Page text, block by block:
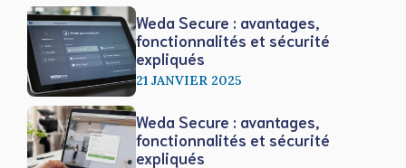
Weda Secure : avantages,
fonctionnalités et sécurité
expliqués
21 JANVIER 2025
Weda Secure : avantages,
fonctionnalités et sécurité
expliqués